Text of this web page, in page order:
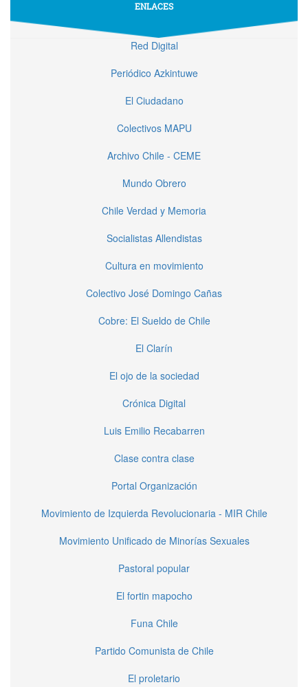
ENLACES
Red Digital
Periódico Azkintuwe
El Ciudadano
Colectivos MAPU
Archivo Chile - CEME
Mundo Obrero
Chile Verdad y Memoria
Socialistas Allendistas
Cultura en movimiento
Colectivo José Domingo Cañas
Cobre: El Sueldo de Chile
El Clarín
El ojo de la sociedad
Crónica Digital
Luis Emilio Recabarren
Clase contra clase
Portal Organización
Movimiento de Izquierda Revolucionaria - MIR Chile
Movimiento Unificado de Minorías Sexuales
Pastoral popular
El fortin mapocho
Funa Chile
Partido Comunista de Chile
El proletario